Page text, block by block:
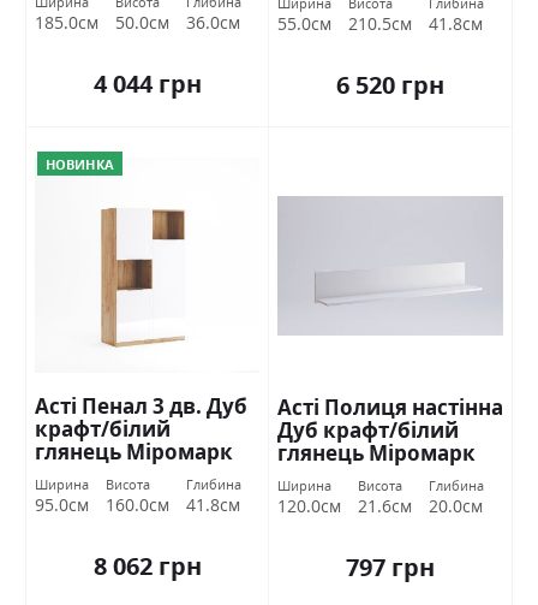
185.0см 50.0см 36.0см
4 044 грн
55.0см 210.5см 41.8см
6 520 грн
НОВИНКА
Асті Пенал 3 дв. Дуб
крафт/білий
глянець Міромарк
Ширина
95.0см
Висота
160.0см
Глибина
41.8см
8 062 грн
Асті Полиця настінна
Дуб крафт/білий
глянець Міромарк
Ширина
120.0см
Висота
21.6см
Глибина
20.0см
797 грн